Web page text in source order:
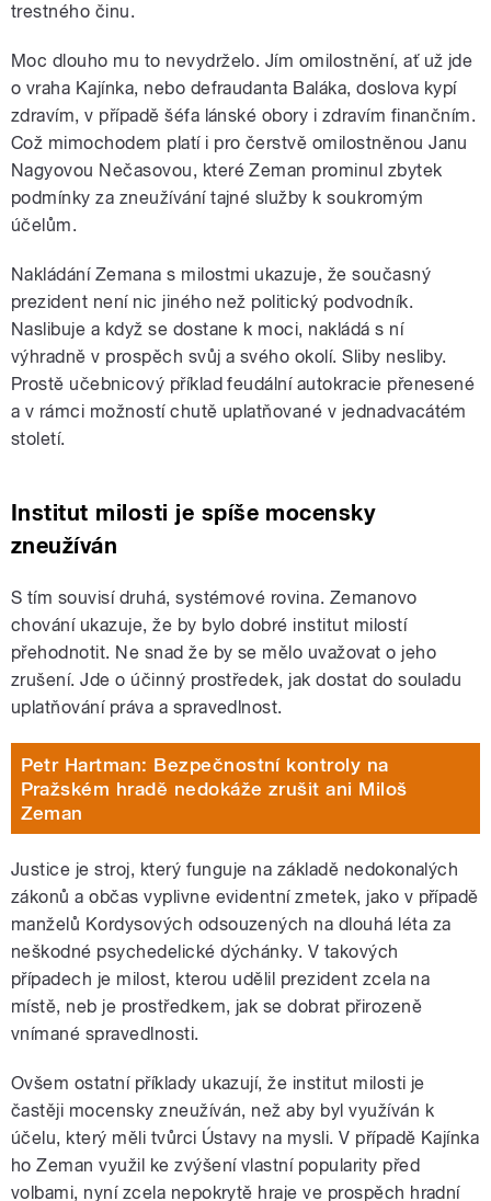
trestného činu.
Moc dlouho mu to nevydrželo. Jím omilostnění, ať už jde
o vraha Kajínka, nebo defraudanta Baláka, doslova kypí
zdravím, v případě šéfa lánské obory i zdravím finančním.
Což mimochodem platí i pro čerstvě omilostněnou Janu
Nagyovou Nečasovou, které Zeman prominul zbytek
podmínky za zneužívání tajné služby k soukromým
účelům.
Nakládání Zemana s milostmi ukazuje, že současný
prezident není nic jiného než politický podvodník.
Naslibuje a když se dostane k moci, nakládá s ní
výhradně v prospěch svůj a svého okolí. Sliby nesliby.
Prostě učebnicový příklad feudální autokracie přenesené
a v rámci možností chutě uplatňované v jednadvacátém
století.
Institut milosti je spíše mocensky
zneužíván
S tím souvisí druhá, systémové rovina. Zemanovo
chování ukazuje, že by bylo dobré institut milostí
přehodnotit. Ne snad že by se mělo uvažovat o jeho
zrušení. Jde o účinný prostředek, jak dostat do souladu
uplatňování práva a spravedlnost.
Petr Hartman: Bezpečnostní kontroly na
Pražském hradě nedokáže zrušit ani Miloš
Zeman
Justice je stroj, který funguje na základě nedokonalých
zákonů a občas vyplivne evidentní zmetek, jako v případě
manželů Kordysových odsouzených na dlouhá léta za
neškodné psychedelické dýchánky. V takových
případech je milost, kterou udělil prezident zcela na
místě, neb je prostředkem, jak se dobrat přirozeně
vnímané spravedlnosti.
Ovšem ostatní příklady ukazují, že institut milosti je
častěji mocensky zneužíván, než aby byl využíván k
účelu, který měli tvůrci Ústavy na mysli. V případě Kajínka
ho Zeman využil ke zvýšení vlastní popularity před
volbami, nyní zcela nepokrytě hraje ve prospěch hradní